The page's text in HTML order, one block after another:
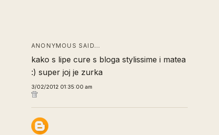
ANONYMOUS SAID…
kako s lipe cure s bloga stylissime i matea
:) super joj je zurka
3/02/2012 01:35:00 am